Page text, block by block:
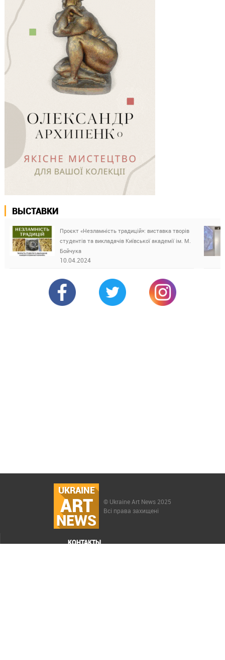
ВЫСТАВКИ
Проєкт «Незламність традицій»: виставка творів
студентів та викладачів Київської академії ім. М.
Бойчука
10.04.2024
UKRAINE
ART
NEWS
© Ukraine Art News 2025
Всі права захищені
КОНТАКТЫ